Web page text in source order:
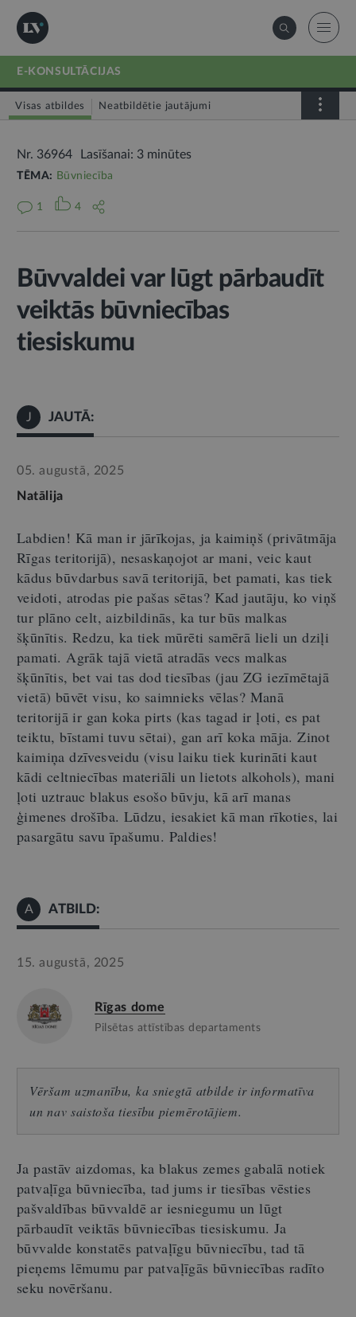
E-KONSULTĀCIJAS
Visas atbildes Neatbildētie jautājumi
Nr. 36964 Lasīšanai: 3 minūtes
TĒMA: Būvniecība
1 4
Būvvaldei var lūgt pārbaudīt
veiktās būvniecības
tiesiskumu
J JAUTĀ:
05. augustā, 2025
Natālija
Labdien! Kā man ir jārīkojas, ja kaimiņš (privātmāja
Rīgas teritorijā), nesaskaņojot ar mani, veic kaut
kādus būvdarbus savā teritorijā, bet pamati, kas tiek
veidoti, atrodas pie pašas sētas? Kad jautāju, ko viņš
tur plāno celt, aizbildinās, ka tur būs malkas
šķūnītis. Redzu, ka tiek mūrēti samērā lieli un dziļi
pamati. Agrāk tajā vietā atradās vecs malkas
šķūnītis, bet vai tas dod tiesības (jau ZG iezīmētajā
vietā) būvēt visu, ko saimnieks vēlas? Manā
teritorijā ir gan koka pirts (kas tagad ir ļoti, es pat
teiktu, bīstami tuvu sētai), gan arī koka māja. Zinot
kaimiņa dzīvesveidu (visu laiku tiek kurināti kaut
kādi celtniecības materiāli un lietots alkohols), mani
ļoti uztrauc blakus esošo būvju, kā arī manas
ģimenes drošība. Lūdzu, iesakiet kā man rīkoties, lai
pasargātu savu īpašumu. Paldies!
A ATBILD:
15. augustā, 2025
Rīgas dome
Pilsētas attīstības departaments
Vēršam uzmanību, ka sniegtā atbilde ir informatīva
un nav saistoša tiesību piemērotājiem.
Ja pastāv aizdomas, ka blakus zemes gabalā notiek
patvaļīga būvniecība, tad jums ir tiesības vēsties
pašvaldības būvvaldē ar iesniegumu un lūgt
pārbaudīt veiktās būvniecības tiesiskumu. Ja
būvvalde konstatēs patvaļīgu būvniecību, tad tā
pieņems lēmumu par patvaļīgās būvniecības radīto
seku novēršanu.